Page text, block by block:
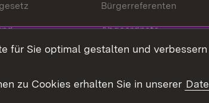
Bürgerreferenten
Abgeordnete
Bürgerbeauftragte
für Sie optimal gestalten und
zu Cookies erhalten Sie in unserer